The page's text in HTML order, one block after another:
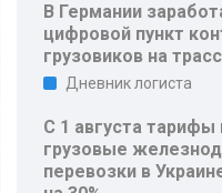
В Германии
цифровой пункт
грузовиков на
Дневник логиста
С 1 августа тарифы
грузовые
перевозки в